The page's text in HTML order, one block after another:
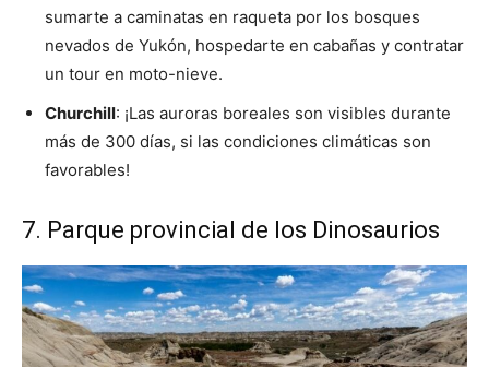
sumarte a caminatas en raqueta por los bosques
nevados de Yukón, hospedarte en cabañas y contratar
un tour en moto-nieve.
Churchill: ¡Las auroras boreales son visibles durante
más de 300 días, si las condiciones climáticas son
favorables!
7. Parque provincial de los Dinosaurios